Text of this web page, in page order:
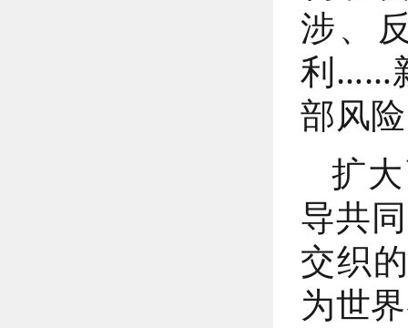
涉、
利……
部风
扩
导共
交织
为世